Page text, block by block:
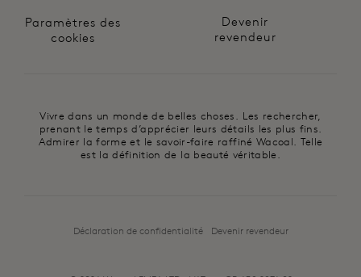
Paramètres des
cookies
Devenir
revendeur
Vivre dans un monde de belles choses. Les rechercher,
prenant le temps d’apprécier leurs détails les plus fins.
Admirer la forme et le savoir-faire raffiné Wacoal. Telle
est la définition de la beauté véritable.
Déclaration de confidentialité Devenir revendeur